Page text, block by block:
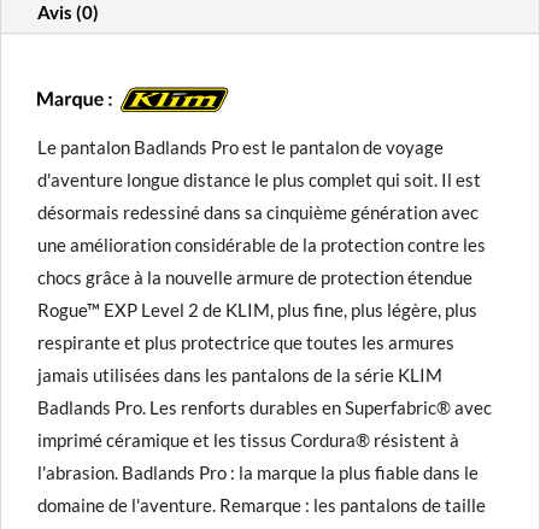
Avis (0)
Le pantalon Badlands Pro est le pantalon de voyage
d'aventure longue distance le plus complet qui soit. Il est
désormais redessiné dans sa cinquième génération avec
une amélioration considérable de la protection contre les
chocs grâce à la nouvelle armure de protection étendue
Rogue™ EXP Level 2 de KLIM, plus fine, plus légère, plus
respirante et plus protectrice que toutes les armures
jamais utilisées dans les pantalons de la série KLIM
Badlands Pro. Les renforts durables en Superfabric® avec
imprimé céramique et les tissus Cordura® résistent à
l'abrasion. Badlands Pro : la marque la plus fiable dans le
domaine de l'aventure. Remarque : les pantalons de taille